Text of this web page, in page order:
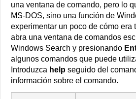
una ventana de comando, pero lo
MS-DOS, sino una función de
experimentar un poco de cómo era
abra una ventana de comandos
Windows Search y presionando
algunos comandos que puede
Introduzca help seguido del
información sobre el comando.